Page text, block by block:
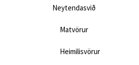
Neytendasvið
Matvörur
Heimilisvörur